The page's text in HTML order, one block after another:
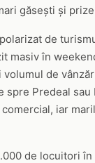
găsești și
de
masiv în
volumul de
spre Predeal
comercial, iar
de locuitori